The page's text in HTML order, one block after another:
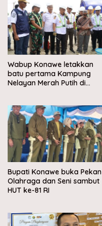
Wabup Konawe letakkan
batu pertama Kampung
Nelayan Merah Putih di
Bupati Konawe buka Pekan
Olahraga dan Seni sambut
HUT ke-81 RI